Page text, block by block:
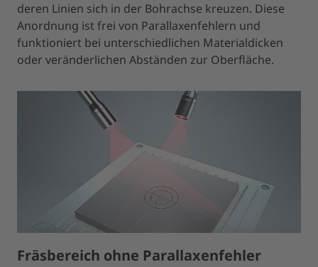
deren Linien sich in der Bohrachse kreuzen. Diese
Anordnung ist frei von Parallaxenfehlern und
funktioniert bei unterschiedlichen Materialdicken
oder veränderlichen Abständen zur Oberfläche.
Fräsbereich ohne Parallaxenfehler